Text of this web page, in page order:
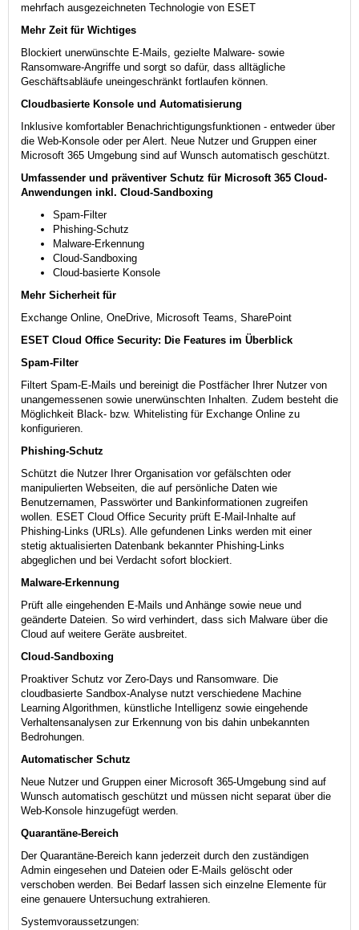
mehrfach ausgezeichneten Technologie von ESET
Mehr Zeit für Wichtiges
Blockiert unerwünschte E-Mails, gezielte Malware- sowie
Ransomware-Angriffe und sorgt so dafür, dass alltägliche
Geschäftsabläufe uneingeschränkt fortlaufen können.
Cloudbasierte Konsole und Automatisierung
Inklusive komfortabler Benachrichtigungsfunktionen - entweder über
die Web-Konsole oder per Alert. Neue Nutzer und Gruppen einer
Microsoft 365 Umgebung sind auf Wunsch automatisch geschützt.
Umfassender und präventiver Schutz für Microsoft 365 Cloud-
Anwendungen inkl. Cloud-Sandboxing
Spam-Filter
Phishing-Schutz
Malware-Erkennung
Cloud-Sandboxing
Cloud-basierte Konsole
Mehr Sicherheit für
Exchange Online, OneDrive, Microsoft Teams, SharePoint
ESET Cloud Office Security: Die Features im Überblick
Spam-Filter
Filtert Spam-E-Mails und bereinigt die Postfächer Ihrer Nutzer von
unangemessenen sowie unerwünschten Inhalten. Zudem besteht die
Möglichkeit Black- bzw. Whitelisting für Exchange Online zu
konfigurieren.
Phishing-Schutz
Schützt die Nutzer Ihrer Organisation vor gefälschten oder
manipulierten Webseiten, die auf persönliche Daten wie
Benutzernamen, Passwörter und Bankinformationen zugreifen
wollen. ESET Cloud Office Security prüft E-Mail-Inhalte auf
Phishing-Links (URLs). Alle gefundenen Links werden mit einer
stetig aktualisierten Datenbank bekannter Phishing-Links
abgeglichen und bei Verdacht sofort blockiert.
Malware-Erkennung
Prüft alle eingehenden E-Mails und Anhänge sowie neue und
geänderte Dateien. So wird verhindert, dass sich Malware über die
Cloud auf weitere Geräte ausbreitet.
Cloud-Sandboxing
Proaktiver Schutz vor Zero-Days und Ransomware. Die
cloudbasierte Sandbox-Analyse nutzt verschiedene Machine
Learning Algorithmen, künstliche Intelligenz sowie eingehende
Verhaltensanalysen zur Erkennung von bis dahin unbekannten
Bedrohungen.
Automatischer Schutz
Neue Nutzer und Gruppen einer Microsoft 365-Umgebung sind auf
Wunsch automatisch geschützt und müssen nicht separat über die
Web-Konsole hinzugefügt werden.
Quarantäne-Bereich
Der Quarantäne-Bereich kann jederzeit durch den zuständigen
Admin eingesehen und Dateien oder E-Mails gelöscht oder
verschoben werden. Bei Bedarf lassen sich einzelne Elemente für
eine genauere Untersuchung extrahieren.
Systemvoraussetzungen: